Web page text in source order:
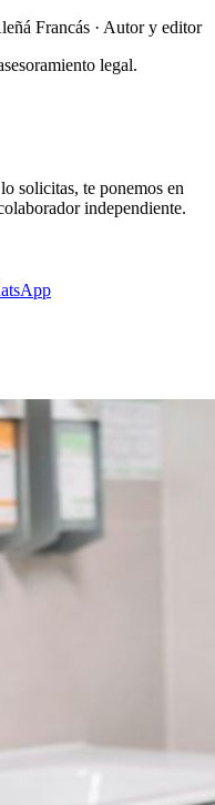
Francás · Autor y editor
legal.
solicitas, te ponemos en
independiente.